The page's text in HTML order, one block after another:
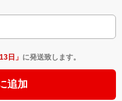
日 」 に発送致します。
追加